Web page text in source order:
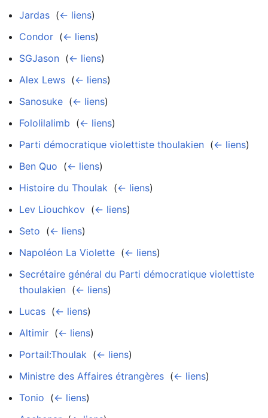
Jardas (← liens)
Condor (← liens)
SGJason (← liens)
Alex Lews (← liens)
Sanosuke (← liens)
Fololilalimb (← liens)
Parti démocratique violettiste thoulakien (← liens)
Ben Quo (← liens)
Histoire du Thoulak (← liens)
Lev Liouchkov (← liens)
Seto (← liens)
Napoléon La Violette (← liens)
Secrétaire général du Parti démocratique violettiste
thoulakien (← liens)
Lucas (← liens)
Altimir (← liens)
Portail:Thoulak (← liens)
Ministre des Affaires étrangères (← liens)
Tonio (← liens)